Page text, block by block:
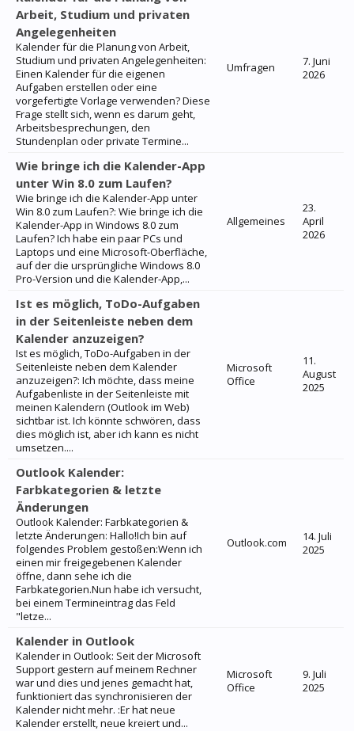
Arbeit, Studium und privaten
Angelegenheiten
Kalender für die Planung von Arbeit,
Studium und privaten Angelegenheiten:
Einen Kalender für die eigenen
Aufgaben erstellen oder eine
vorgefertigte Vorlage verwenden? Diese
Frage stellt sich, wenn es darum geht,
Arbeitsbesprechungen, den
Stundenplan oder private Termine...
Umfragen
7. Juni
2026
Wie bringe ich die Kalender-App
unter Win 8.0 zum Laufen?
Wie bringe ich die Kalender-App unter
Win 8.0 zum Laufen?: Wie bringe ich die
Kalender-App in Windows 8.0 zum
Laufen? Ich habe ein paar PCs und
Laptops und eine Microsoft-Oberfläche,
auf der die ursprüngliche Windows 8.0
Pro-Version und die Kalender-App,...
Allgemeines
23.
April
2026
Ist es möglich, ToDo-Aufgaben
in der Seitenleiste neben dem
Kalender anzuzeigen?
Ist es möglich, ToDo-Aufgaben in der
Seitenleiste neben dem Kalender
anzuzeigen?: Ich möchte, dass meine
Aufgabenliste in der Seitenleiste mit
meinen Kalendern (Outlook im Web)
sichtbar ist. Ich könnte schwören, dass
dies möglich ist, aber ich kann es nicht
umsetzen....
Microsoft
Office
11.
August
2025
Outlook Kalender:
Farbkategorien & letzte
Änderungen
Outlook Kalender: Farbkategorien &
letzte Änderungen: Hallo!Ich bin auf
folgendes Problem gestoßen:Wenn ich
einen mir freigegebenen Kalender
öffne, dann sehe ich die
Farbkategorien.Nun habe ich versucht,
bei einem Termineintrag das Feld
"letze...
Outlook.com
14. Juli
2025
Kalender in Outlook
Kalender in Outlook: Seit der Microsoft
Support gestern auf meinem Rechner
war und dies und jenes gemacht hat,
funktioniert das synchronisieren der
Kalender nicht mehr. :Er hat neue
Kalender erstellt, neue kreiert und...
Microsoft
Office
9. Juli
2025